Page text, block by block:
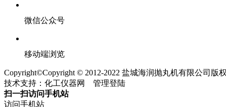
微信公众号
移动端浏览
Copyright©Copyright © 2012-2022 盐城海润抛丸机有限公司
技术支持： 化工仪器网
管理登陆
扫一扫访问手机站
访问手机站